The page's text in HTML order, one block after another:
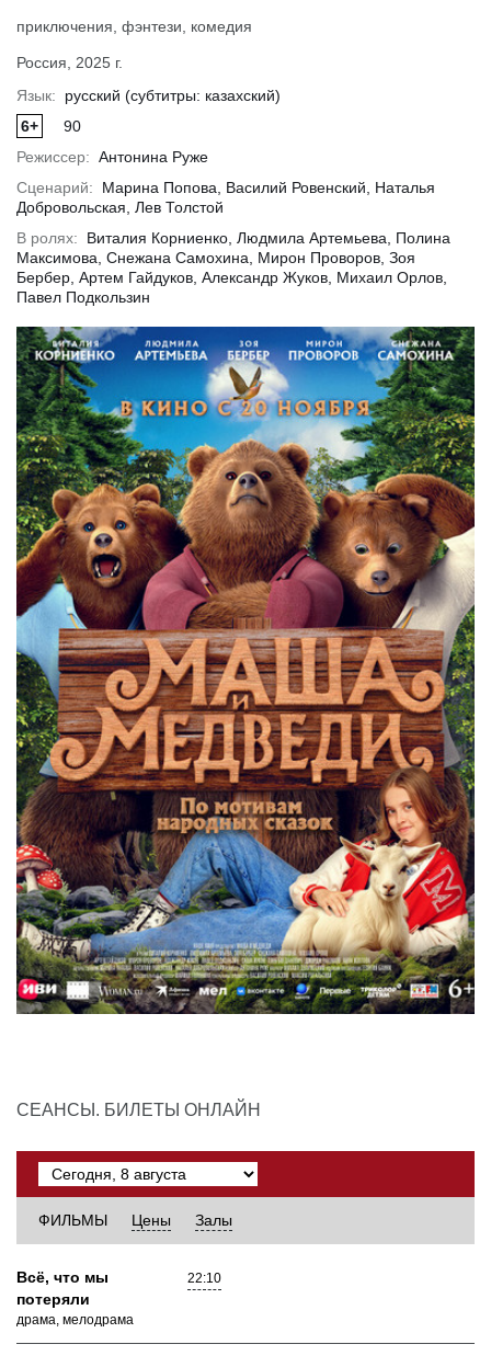
Подробнее
приключения, фэнтези, комедия
Россия, 2025 г.
Язык:
русский (субтитры: казахский)
6+
90
Режиссер: Антонина Руже
Сценарий:
Марина Попова, Василий Ровенский, Наталья
Добровольская, Лев Толстой
В ролях:
Виталия Корниенко, Людмила Артемьева, Полина
Максимова, Снежана Самохина, Мирон Проворов, Зоя
Бербер, Артем Гайдуков, Александр Жуков, Михаил Орлов,
Павел Подкользин
СЕАНСЫ. БИЛЕТЫ ОНЛАЙН
ФИЛЬМЫ Цены Залы
Всё, что мы
потеряли
драма, мелодрама
22:10